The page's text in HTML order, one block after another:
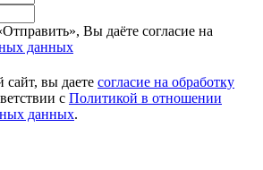
Вы даёте согласие на
данных
сайт, вы даете согласие на обработку
с Политикой в отношении
данных.